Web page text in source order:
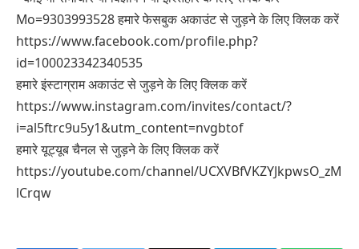
Mo=9303993528 हमारे फेसबुक अकाउंट से जुड़ने के लिए क्लिक करें
https://www.facebook.com/profile.php?
id=100023342340535
हमारे इंस्टाग्राम अकाउंट से जुड़ने के लिए क्लिक करें
https://www.instagram.com/invites/contact/?
i=al5ftrc9u5y1&utm_content=nvgbtof
हमारे यूट्यूब चैनल से जुड़ने के लिए क्लिक करें
https://youtube.com/channel/UCXVBfVKZYJkpwsO_zM
lCrqw